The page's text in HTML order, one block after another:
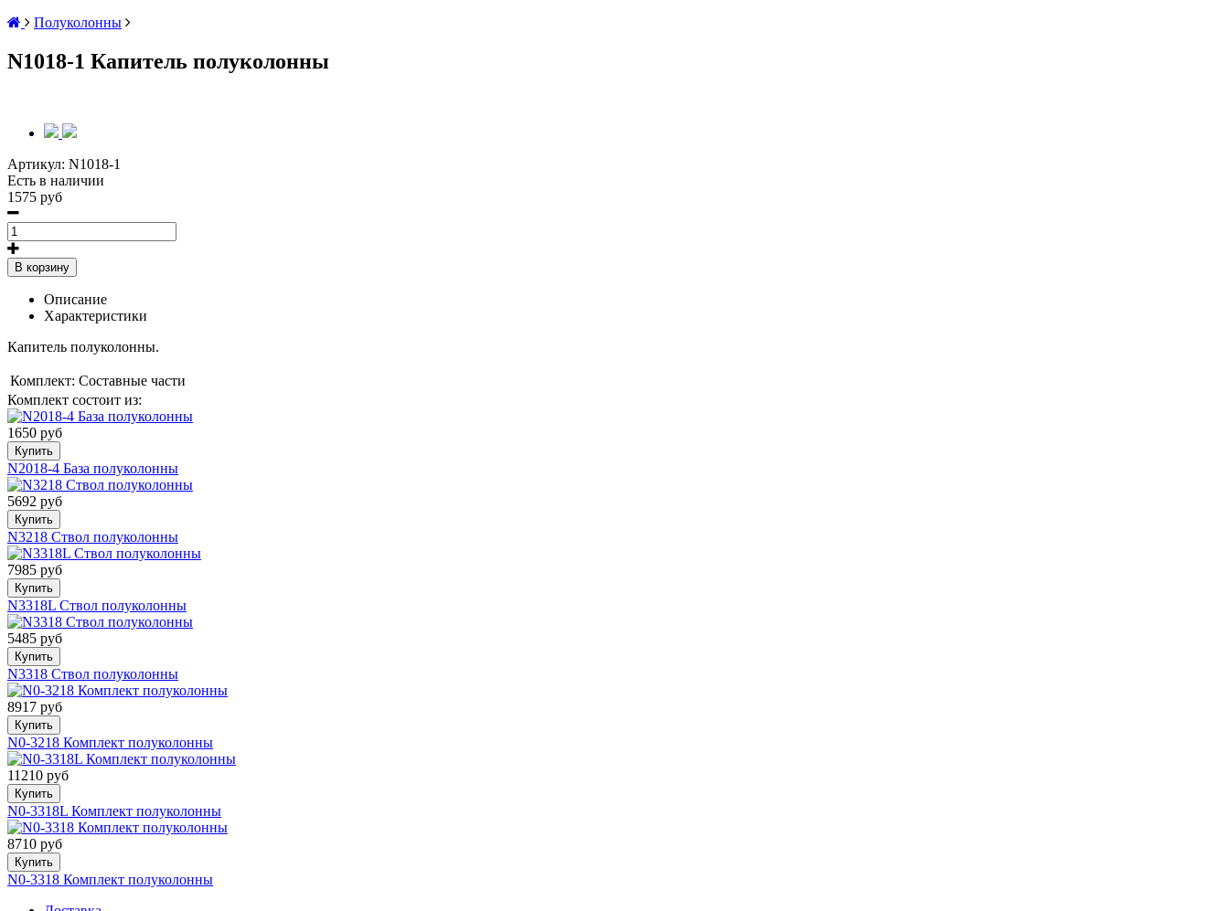
Полуколонны
N1018-1 Капитель полуколонны
Артикул: N1018-1
Есть в наличии
1575 руб
В корзину
Описание
Характеристики
Капитель полуколонны.
Комплект: Составные части
Комплект состоит из:
1650 руб
Купить
N2018-4 База полуколонны
5692 руб
Купить
N3218 Ствол полуколонны
7985 руб
Купить
N3318L Ствол полуколонны
5485 руб
Купить
N3318 Ствол полуколонны
8917 руб
Купить
N0-3218 Комплект полуколонны
11210 руб
Купить
N0-3318L Комплект полуколонны
8710 руб
Купить
N0-3318 Комплект полуколонны